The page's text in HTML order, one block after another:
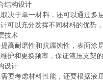
构设计
于单一材料，还可以通过多层
可以充分发挥不同材料的优势，
技术
耐磨性和抗腐蚀性，表面涂层
护和更换频率，保证液压支架的
设计
考虑材料性能，还要根据液压